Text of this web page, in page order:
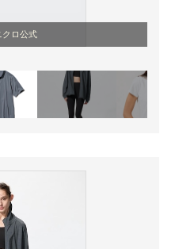
クロ公式